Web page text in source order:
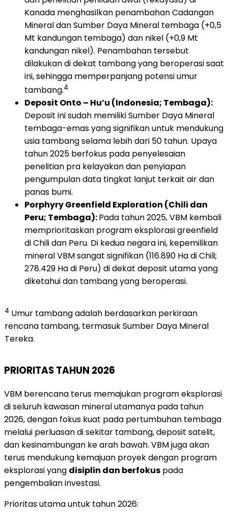
Kanada menghasilkan penambahan Cadangan
Mineral dan Sumber Daya Mineral tembaga (+0,5
Mt kandungan tembaga) dan nikel (+0,9 Mt
kandungan nikel). Penambahan tersebut
dilakukan di dekat tambang yang beroperasi saat
ini, sehingga memperpanjang potensi umur
tambang.4
Deposit Onto – Hu’u (Indonesia; Tembaga):
Deposit ini sudah memiliki Sumber Daya Mineral
tembaga-emas yang signifikan untuk mendukung
usia tambang selama lebih dari 50 tahun. Upaya
tahun 2025 berfokus pada penyelesaian
penelitian pra kelayakan dan penyiapan
pengumpulan data tingkat lanjut terkait air dan
panas bumi.
Porphyry Greenfield Exploration (Chili dan
Peru; Tembaga):Pada tahun 2025, VBM kembali
memprioritaskan program eksplorasi greenfield
di Chili dan Peru. Di kedua negara ini, kepemilikan
mineral VBM sangat signifikan (116.890 Ha di Chili;
278.429 Ha di Peru) di dekat deposit utama yang
diketahui dan tambang yang beroperasi.
4 Umur tambang adalah berdasarkan perkiraan
rencana tambang, termasuk Sumber Daya Mineral
Tereka.
PRIORITAS TAHUN 2026
VBM berencana terus memajukan program eksplorasi
di seluruh kawasan mineral utamanya pada tahun
2026, dengan fokus kuat pada pertumbuhan tembaga
melalui perluasan di sekitar tambang, deposit satelit,
dan kesinambungan ke arah bawah. VBM juga akan
terus mendukung kemajuan proyek dengan program
eksplorasi yang disiplin dan berfokus pada
pengembalian investasi.
Prioritas utama untuk tahun 2026: